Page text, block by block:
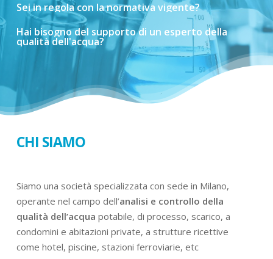
Seiinregola con lanormativa vigente?
Hai bisognodel supportodi un esperto della
qualitàdell'acqua?
CHI SIAMO
Siamo una società specializzata con sede in Milano,
operante nel campo dell’analisi e controllo della
qualità dell’acqua potabile, di processo, scarico, a
condomini e abitazioni private, a strutture ricettive
come hotel, piscine, stazioni ferroviarie, etc